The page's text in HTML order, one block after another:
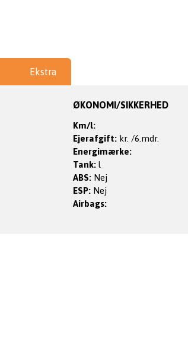
Ekstra
ØKONOMI/SIKKERHED
Km/l:
Ejerafgift: kr. /6.mdr.
Energimærke:
Tank: l
ABS: Nej
ESP: Nej
Airbags: